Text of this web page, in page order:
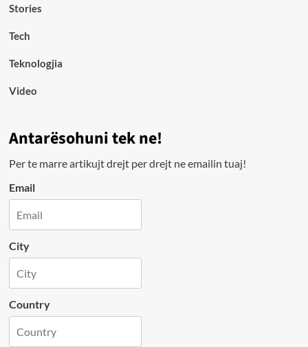
Stories
Tech
Teknologjia
Video
Antarësohuni tek ne!
Per te marre artikujt drejt per drejt ne emailin tuaj!
Email
City
Country